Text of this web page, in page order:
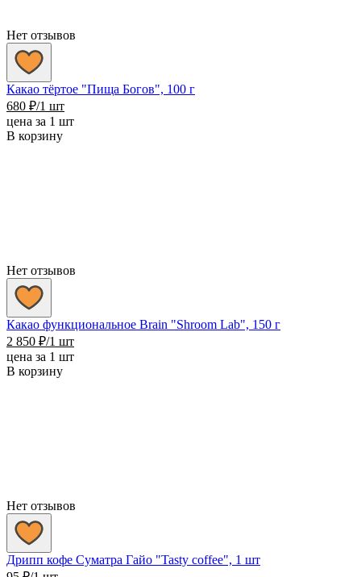
Нет отзывов
Какао тёртое "Пища Богов", 100 г
680 ₽/1 шт
цена за 1 шт
В корзину
Нет отзывов
Какао функциональное Brain "Shroom Lab", 150 г
2 850 ₽/1 шт
цена за 1 шт
В корзину
Нет отзывов
Дрипп кофе Суматра Гайо "Tasty coffee", 1 шт